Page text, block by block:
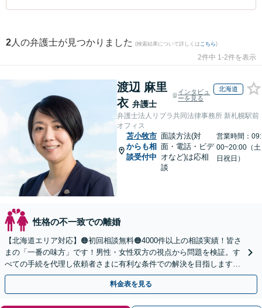
2 人の弁護士が見つかりました (検索結果について詳しくは こちら)
2件中 1-2件を表示
渡辺 麻里
衣 弁護士
インタビュ
ーを見る
北海道
弁護士法人リブラ共同法律事務所 新札幌駅前
オフィス
苫小牧市
からも相
談受付中
面談方法(対
面・電話・ビデ
オなど)は応相
談
営業時間：09:
00~20:00（土
日祝日）
性格の不一致での離婚
【北海道エリア対応】🟠初回相談無料🟠4000件以上の相談実績！皆さ
まの「一番の味方」です！男性・女性双方の視点から問題を検証。す
べての手続を代理し依頼者さまに有利な条件での解決を目指します
【夜間相談・WEB面談可】【完全個室・秘密厳守】
料金表を見る